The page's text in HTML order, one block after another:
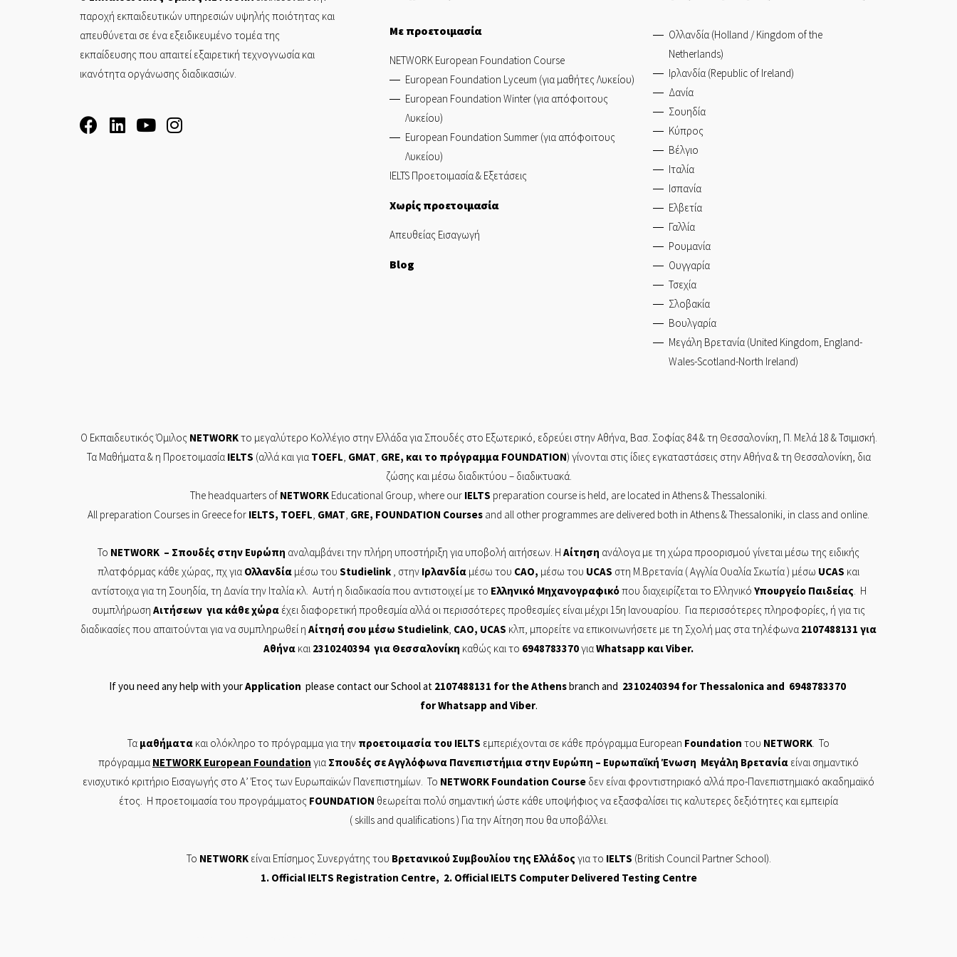
παροχή εκπαιδευτικών υπηρεσιών υψηλής ποιότητας και
απευθύνεται σε ένα εξειδικευμένο τομέα της
εκπαίδευσης που απαιτεί εξαιρετική τεχνογνωσία και
ικανότητα οργάνωσης διαδικασιών.
Με προετοιμασία
NETWORK European Foundation Course
European Foundation Lyceum (για μαθήτες Λυκείου)
European Foundation Winter (για απόφοιτους
Λυκείου)
European Foundation Summer (για απόφοιτους
Λυκείου)
IELTS Προετοιμασία & Εξετάσεις
Χωρίς προετοιμασία
Απευθείας Εισαγωγή
Blog
Ολλανδία (Holland / Kingdom of the
Netherlands)
Ιρλανδία (Republic of Ireland)
Δανία
Σουηδία
Κύπρος
Βέλγιο
Ιταλία
Ισπανία
Ελβετία
Γαλλία
Ρουμανία
Ουγγαρία
Τσεχία
Σλοβακία
Βουλγαρία
Μεγάλη Βρετανία (United Kingdom, England-
Wales-Scotland-North Ireland)
Ο Εκπαιδευτικός Όμιλος NETWORKτο μεγαλύτερο Κολλέγιο στην Ελλάδα για Σπουδές στο Εξωτερικό, εδρεύει στηνΑθήνα, Βασ. Σοφίας 84& τη Θεσσαλονίκη, Π. Μελά 18 & Τσιμισκή.
Τα Mαθήματα & η Προετοιμασία IELTS (αλλά και για TOEFL GMAT GRE, και το πρόγραμμα FOUNDATION) γίνονται στις ίδιες εγκαταστάσεις στην Αθήνα & τη Θεσσαλονίκη, δια
ζώσης και μέσω διαδικτύου – διαδικτυακά.
The headquarters of NETWORK Educational Group, where our IELTS preparation course is held, are located in Athens & Thessaloniki.
All preparation Courses in Greece for IELTS, TOEFL GMAT GRE, FOUNDATION Courses and all other programmes are delivered both in Athens & Thessaloniki, in class and online.
Το NETWORK – Σπουδές στην Ευρώπη αναλαμβάνει την πλήρη υποστήριξη για υποβολή αιτήσεων. Η Αίτηση ανάλογα με τη χώρα προορισμού γίνεται μέσω της ειδικής
πλατφόρμας κάθε χώρας, πχ για Ολλανδία μέσω του Studielink , στην Ιρλανδία μέσω του CAO, μέσω του UCAS στη Μ.Βρετανία ( Αγγλία Ουαλία Σκωτία ) μέσω UCAS και
αντίστοιχα για τη Σουηδία, τη Δανία την Ιταλία κλ. Αυτή η διαδικασία που αντιστοιχεί με το Ελληνικό Μηχανογραφικόπου διαχειρίζεται το Ελληνικό Υπουργείο Παιδείας . Η
συμπλήρωση Αιτήσεων για κάθε χώρα έχει διαφορετική προθεσμία αλλά οι περισσότερες προθεσμίες είναι μέχρι 15η Ιανουαρίου. Για περισσότερες πληροφορίες, ή για τις
διαδικασίες που απαιτούνται για να συμπληρωθεί η Αίτησή σου μέσω Studielink CAO, UCAS κλπ, μπορείτε να επικοινωνήσετε με τη Σχολή μας στα τηλέφωνα 2107488131 για
Αθήνα και 2310240394 για Θεσσαλονίκη καθώς και το 6948783370γιαWhatsapp καιViber.
If you need any help with yourApplication please contact our School at 2107488131 for the Athensbranch and 2310240394 for Thessalonica and 6948783370
forWhatsapp and Viber.
Τα μαθήματα και ολόκληρο το πρόγραμμα για την προετοιμασία του IELTS εμπεριέχονται σε κάθε πρόγραμμα European Foundation του NETWORK. Το
πρόγραμμα NETWORK European Foundation για Σπουδές σε Αγγλόφωνα Πανεπιστήμια στην Ευρώπη – Ευρωπαϊκή Ένωση Μεγάλη Βρετανία είναι σημαντικό
ενισχυτικό κριτήριο Εισαγωγής στο Α’ Έτος των Ευρωπαϊκών Πανεπιστημίων. Το NETWORK Foundation Course δεν είναι φροντιστηριακό αλλά προ-Πανεπιστημιακό ακαδημαϊκό
έτος. Η προετοιμασία του προγράμματος FOUNDATION θεωρείται πολύ σημαντική ώστε κάθε υποψήφιος να εξασφαλίσει τις καλυτερες δεξιότητες και εμπειρία
( skills and qualifications) Για την Αίτηση που θα υποβάλλει.
Το NETWORKείναι Επίσημος Συνεργάτης του Βρετανικού Συμβουλίου της Ελλάδος για το IELTS (British Council Partner School).
1. Official IELTS Registration Centre, 2. Official IELTS Computer Delivered Testing Centre